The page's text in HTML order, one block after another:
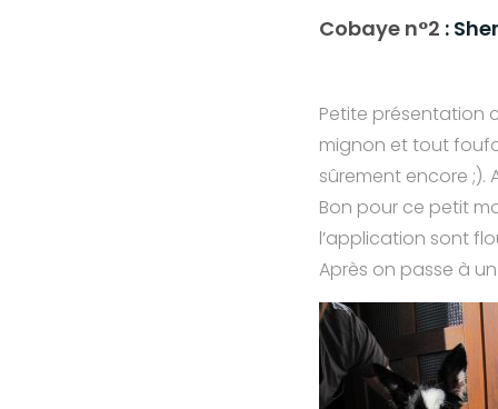
Cobaye n°2 :
Petite présentation
mignon et tout
sûrement encore ;).
Bon pour ce petit
l’application sont
Après on passe à